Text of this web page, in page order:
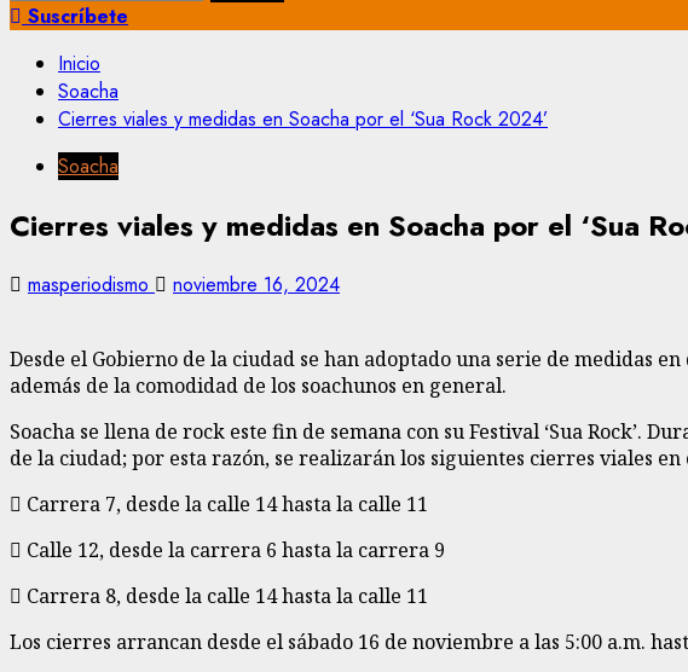
Suscríbete
Inicio
Soacha
Cierres viales y medidas en Soacha por el ‘Sua Rock 2024’
Soacha
Cierres viales y medidas en Soacha por el ‘Sua
masperiodismo noviembre 16, 2024
Desde el Gobierno de la ciudad se han adoptado una serie de medidas
además de la comodidad de los soachunos en general.
Soacha se llena de rock este fin de semana con su Festival ‘Sua Rock’.
de la ciudad; por esta razón, se realizarán los siguientes cierres viales
 Carrera 7, desde la calle 14 hasta la calle 11
 Calle 12, desde la carrera 6 hasta la carrera 9
 Carrera 8, desde la calle 14 hasta la calle 11
Los cierres arrancan desde el sábado 16 de noviembre a las 5:00 a.m.